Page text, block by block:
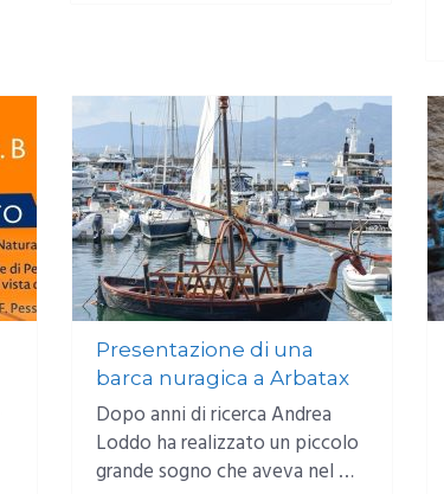
Presentazione di una
barca nuragica a Arbatax
Dopo anni di ricerca Andrea
Loddo ha realizzato un piccolo
grande sogno che aveva nel …